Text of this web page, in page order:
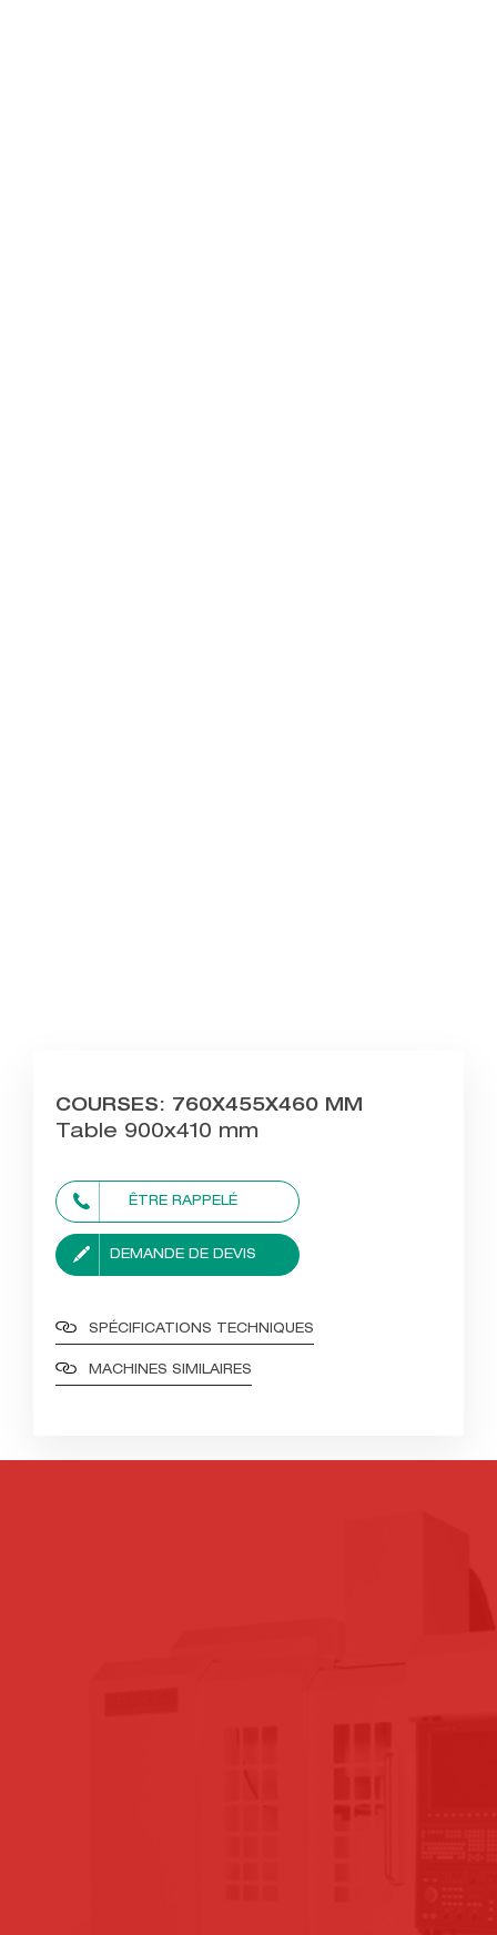
COURSES: 760X455X460 MM
Table 900x410 mm
ÊTRE RAPPELÉ
DEMANDE DE DEVIS
SPÉCIFICATIONS TECHNIQUES
MACHINES SIMILAIRES